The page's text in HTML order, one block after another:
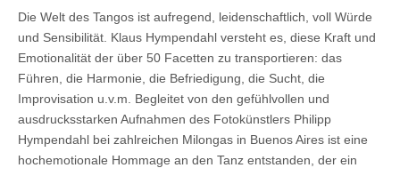
Die Welt des Tangos ist aufregend, leidenschaftlich, voll Würde
und Sensibilität. Klaus Hympendahl versteht es, diese Kraft und
Emotionalität der über 50 Facetten zu transportieren: das
Führen, die Harmonie, die Befriedigung, die Sucht, die
Improvisation u.v.m. Begleitet von den gefühlvollen und
ausdrucksstarken Aufnahmen des Fotokünstlers Philipp
Hympendahl bei zahlreichen Milongas in Buenos Aires ist eine
hochemotionale Hommage an den Tanz entstanden, der ein